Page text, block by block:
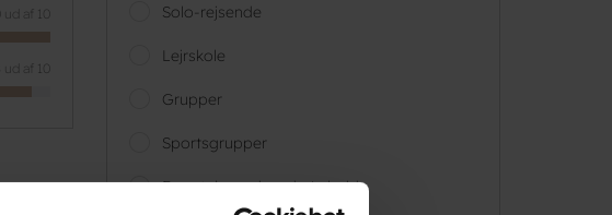
af 10
ud af 10
Solo-rejsende
Lejrskole
Grupper
Sportsgrupper
Forretningsrejsende/arbejde